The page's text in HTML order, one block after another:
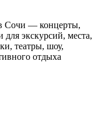
Сочи — концерты,
для экскурсий, места,
театры, шоу,
отдыха